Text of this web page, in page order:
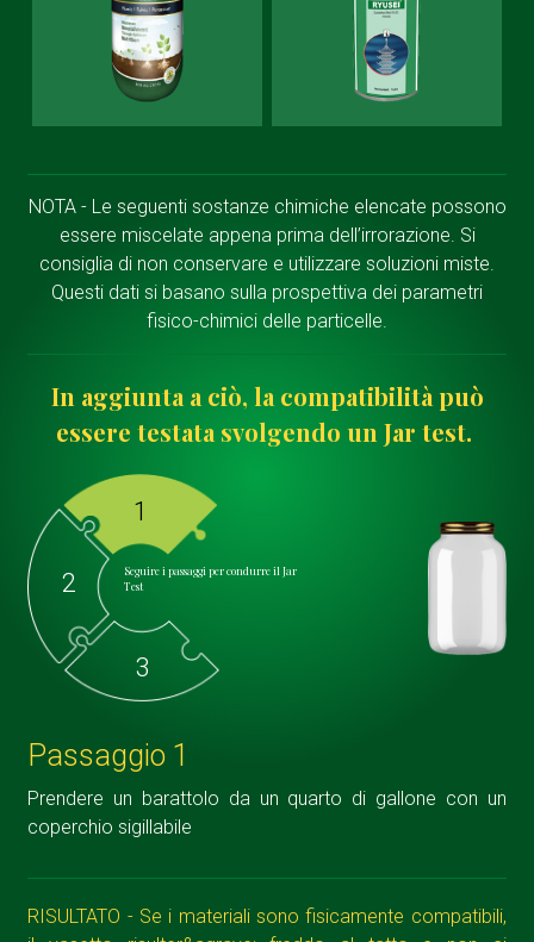
NOTA - Le seguenti sostanze chimiche elencate possono
essere miscelate appena prima dell’irrorazione. Si
consiglia di non conservare e utilizzare soluzioni miste.
Questi dati si basano sulla prospettiva dei parametri
fisico-chimici delle particelle.
In aggiunta a ciò, la compatibilità può
essere testata svolgendo un Jar test.
1
2
3
Seguire i passaggi per condurre il Jar
Test
Passaggio 1
Prendere un barattolo da un quarto di gallone con un
coperchio sigillabile
RISULTATO - Se i materiali sono fisicamente compatibili,